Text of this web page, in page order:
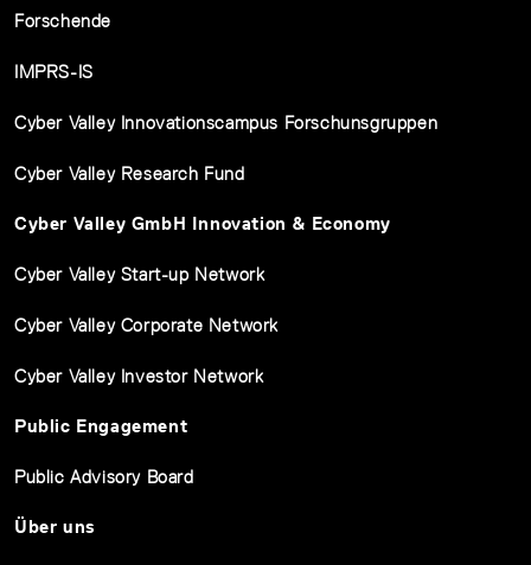
Forschende
IMPRS-IS
Cyber Valley Innovationscampus Forschunsgruppen
Cyber Valley Research Fund
Cyber Valley GmbH Innovation & Economy
Cyber Valley Start-up Network
Cyber Valley Corporate Network
Cyber Valley Investor Network
Public Engagement
Public Advisory Board
Über uns